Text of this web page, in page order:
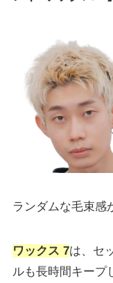
ランダムな毛束感
ワックス 7は、セ
ルも長時間キープ